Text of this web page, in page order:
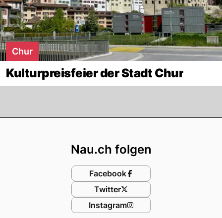
Chur
Kulturpreisfeier der Stadt Chur
Nau.ch folgen
Facebook
Twitter
Instagram